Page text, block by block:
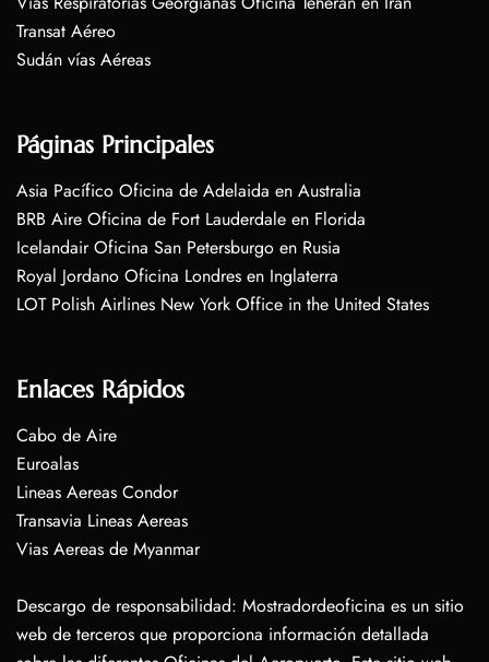
Transat Aéreo
Sudán vías Aéreas
Páginas Principales
Asia Pacífico Oficina de Adelaida en Australia
BRB Aire Oficina de Fort Lauderdale en Florida
Icelandair Oficina San Petersburgo en Rusia
Royal Jordano Oficina Londres en Inglaterra
LOT Polish Airlines New York Office in the United States
Enlaces Rápidos
Cabo de Aire
Euroalas
Lineas Aereas Condor
Transavia Lineas Aereas
Vias Aereas de Myanmar
Descargo de responsabilidad: Mostradordeoficina es un sitio
web de terceros que proporciona información detallada